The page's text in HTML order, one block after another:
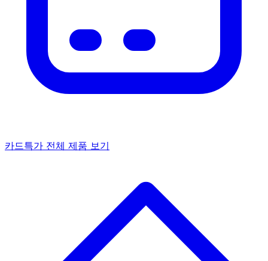
카드특가 전체 제품 보기